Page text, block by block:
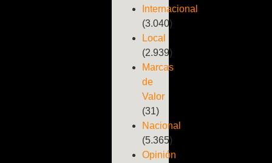
Internacional
(3.040)
Local
(2.939)
Marcas
de
Valor
(31)
Nacional
(5.365)
Opinión